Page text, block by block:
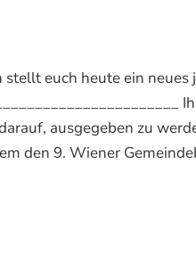
stellt euch heute ein
ausgegeben zu
den 9. Wiener